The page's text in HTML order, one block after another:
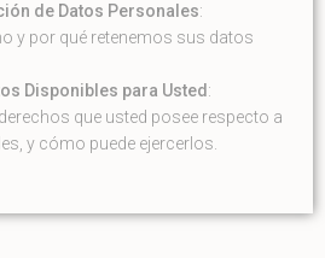
de Datos Personales:
y por qué retenemos sus datos
Disponibles para Usted :
que usted posee respecto a
y cómo puede ejercerlos.